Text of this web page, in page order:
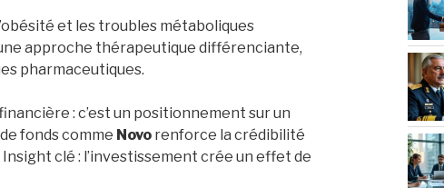
et les troubles métaboliques
approche thérapeutique différenciante,
pharmaceutiques.
: c’est un positionnement sur un
fonds comme Novo renforce la crédibilité
clé : l’investissement crée un effet de